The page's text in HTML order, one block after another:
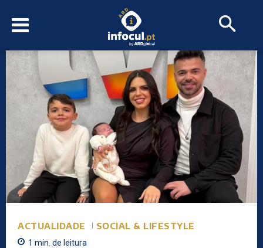
ACTUALIDADE SOCIAL & LIFESTYLE
1 min. de leitura